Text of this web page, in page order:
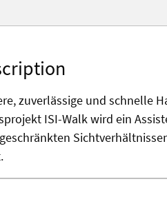
zuverlässige und schnelle
ISI-Walk wird ein